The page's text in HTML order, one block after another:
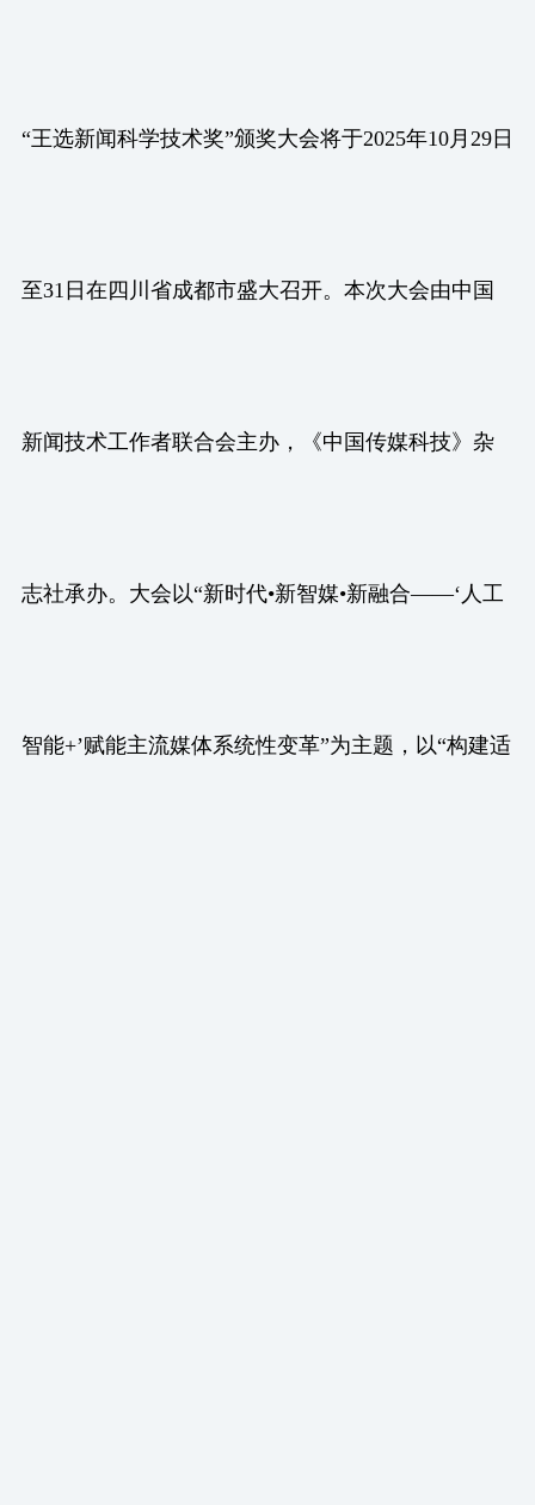
“王选新闻科学技术奖”颁奖大会将于2025年10月29日
至31日在四川省成都市盛大召开。本次大会由中国
新闻技术工作者联合会主办，《中国传媒科技》杂
志社承办。大会以“新时代•新智媒•新融合——‘人工
智能+’赋能主流媒体系统性变革”为主题，以“构建适